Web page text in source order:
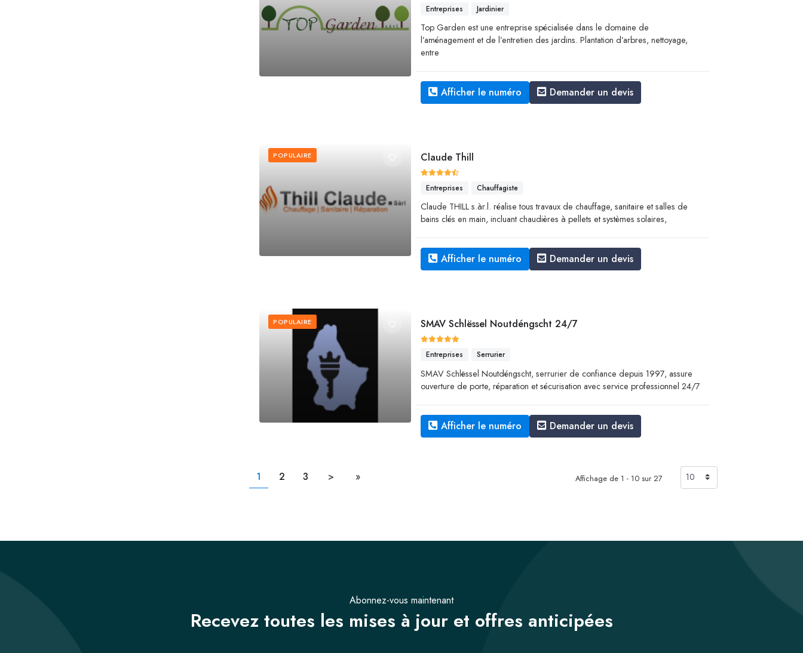
Entreprises Jardinier
Top Garden est une entreprise spécialisée dans le domaine de
l’aménagement et de l’entretien des jardins. ​​​​​​​Plantation d’arbres, nettoyage,
entre
Afficher le numéro Demander un devis
POPULAIRE Claude Thill
Entreprises Chauffagiste
Claude THILL s.àr.l. réalise tous travaux de chauffage, sanitaire et salles de
bains clés en main, incluant chaudières à pellets et systèmes solaires,
Afficher le numéro Demander un devis
POPULAIRE SMAV Schlëssel Noutdéngscht 24/7
Entreprises Serrurier
SMAV Schlëssel Noutdéngscht, serrurier de confiance depuis 1997, assure
ouverture de porte, réparation et sécurisation avec service professionnel 24/7
Afficher le numéro Demander un devis
1 2 3 > » Affichage de 1 - 10 sur 27
Abonnez-vous maintenant
Recevez toutes les mises à jour et offres anticipées